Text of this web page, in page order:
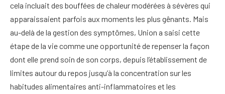
cela incluait des bouffées de chaleur modérées à sévères qui
apparaissaient parfois aux moments les plus gênants. Mais
au-delà de la gestion des symptômes, Union a saisi cette
étape de la vie comme une opportunité de repenser la façon
dont elle prend soin de son corps, depuis l’établissement de
limites autour du repos jusqu’à la concentration sur les
habitudes alimentaires anti-inflammatoires et les